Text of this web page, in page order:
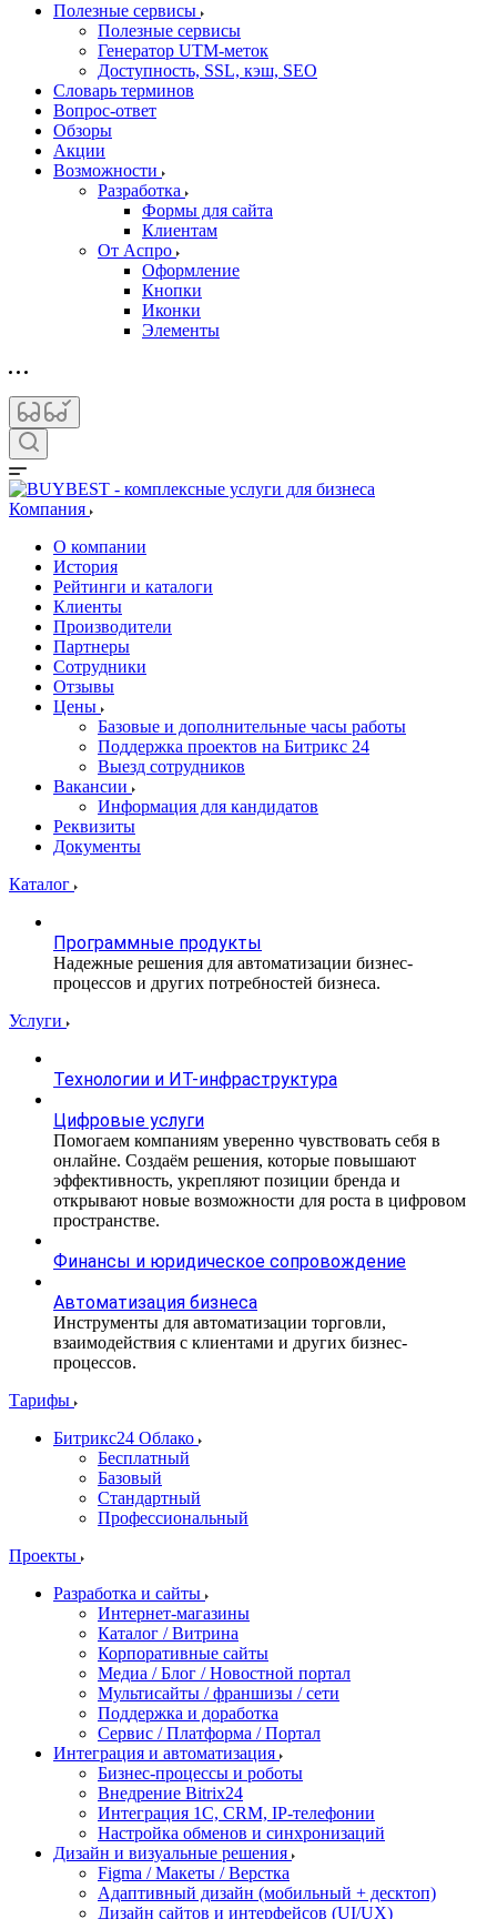
Полезные сервисы
Полезные сервисы
Генератор UTM‑меток
Доступность, SSL, кэш, SEO
Словарь терминов
Вопрос-ответ
Обзоры
Акции
Возможности
Разработка
Формы для сайта
Клиентам
От Аспро
Оформление
Кнопки
Иконки
Элементы
Компания
О компании
История
Рейтинги и каталоги
Клиенты
Производители
Партнеры
Сотрудники
Отзывы
Цены
Базовые и дополнительные часы работы
Поддержка проектов на Битрикс 24
Выезд сотрудников
Вакансии
Информация для кандидатов
Реквизиты
Документы
Каталог
Программные продукты
Надежные решения для автоматизации бизнес-
процессов и других потребностей бизнеса.
Услуги
Технологии и ИТ-инфраструктура
Цифровые услуги
Помогаем компаниям уверенно чувствовать себя в
онлайне. Создаём решения, которые повышают
эффективность, укрепляют позиции бренда и
открывают новые возможности для роста в цифровом
пространстве.
Финансы и юридическое сопровождение
Автоматизация бизнеса
Инструменты для автоматизации торговли,
взаимодействия с клиентами и других бизнес-
процессов.
Тарифы
Битрикс24 Облако
Бесплатный
Базовый
Стандартный
Профессиональный
Проекты
Разработка и сайты
Интернет-магазины
Каталог / Витрина
Корпоративные сайты
Медиа / Блог / Новостной портал
Мультисайты / франшизы / сети
Поддержка и доработка
Сервис / Платформа / Портал
Интеграция и автоматизация
Бизнес-процессы и роботы
Внедрение Bitrix24
Интеграция 1С, CRM, IP-телефонии
Настройка обменов и синхронизаций
Дизайн и визуальные решения
Figma / Макеты / Верстка
Адаптивный дизайн (мобильный + десктоп)
Дизайн сайтов и интерфейсов (UI/UX)